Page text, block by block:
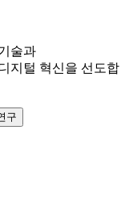
술과
지털 혁신을 선도합
구